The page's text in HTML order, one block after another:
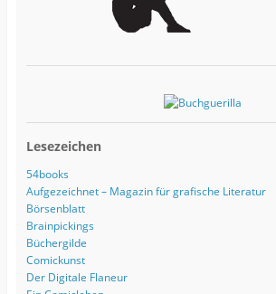
Lesezeichen
54books
Aufgezeichnet – Magazin für grafische Literatur
Börsenblatt
Brainpickings
Büchergilde
Comickunst
Der Digitale Flaneur